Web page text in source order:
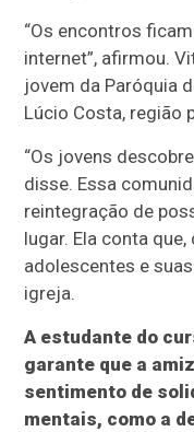
“Os encontros
internet”, afirmou.
jovem da Paróquia
Lúcio Costa, região
“Os jovens
disse. Essa
reintegração de
lugar. Ela conta
adolescentes e
igreja.
A estudante do
garante que a
sentimento de
mentais, como a